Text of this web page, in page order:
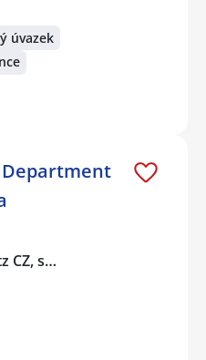
úvazek
CZ, s…